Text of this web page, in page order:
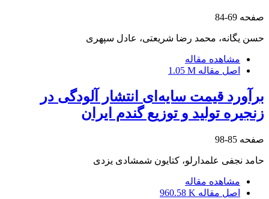
صفحه 69-84
حسن یگانه، محمد رضا شریعتی، عادل سپهری
مشاهده مقاله
اصل مقاله 1.05 M
برآورد قیمت سایه‌ای انتشار آلودگی در
زنجیره تولید و توزیع گندم ایران
صفحه 85-98
حامد نجفی علمدارلو، کتایون شمشادی یزدی
مشاهده مقاله
اصل مقاله 960.58 K